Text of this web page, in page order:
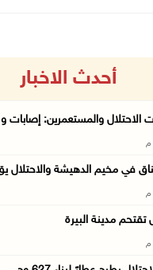
أحدث الاخبار
الاحتلال والمستعمرين: إصابات
في مخيم الدهيشة والاحتلال
تقتحم مدينة البيرة